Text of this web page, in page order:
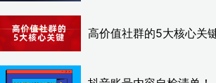
高价值社群的5大核心关